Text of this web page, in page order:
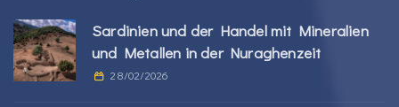
Sardinien und der Handel mit Mineralien
und Metallen in der Nuraghenzeit
28/02/2026